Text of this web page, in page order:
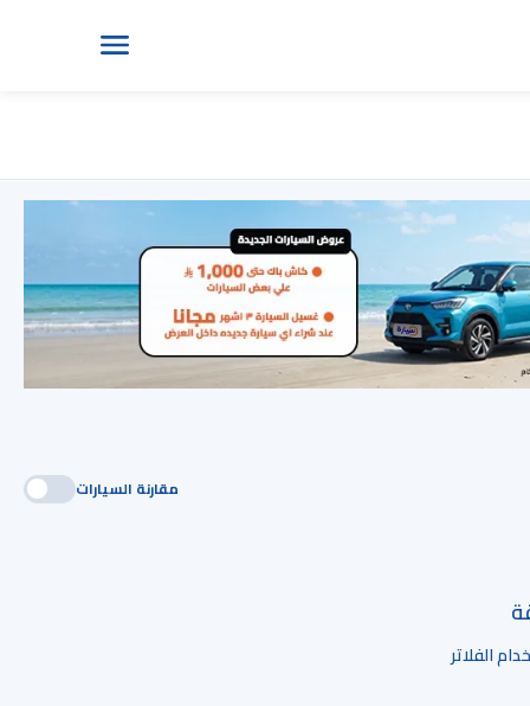
مقارنة السيارات
الفلاتر